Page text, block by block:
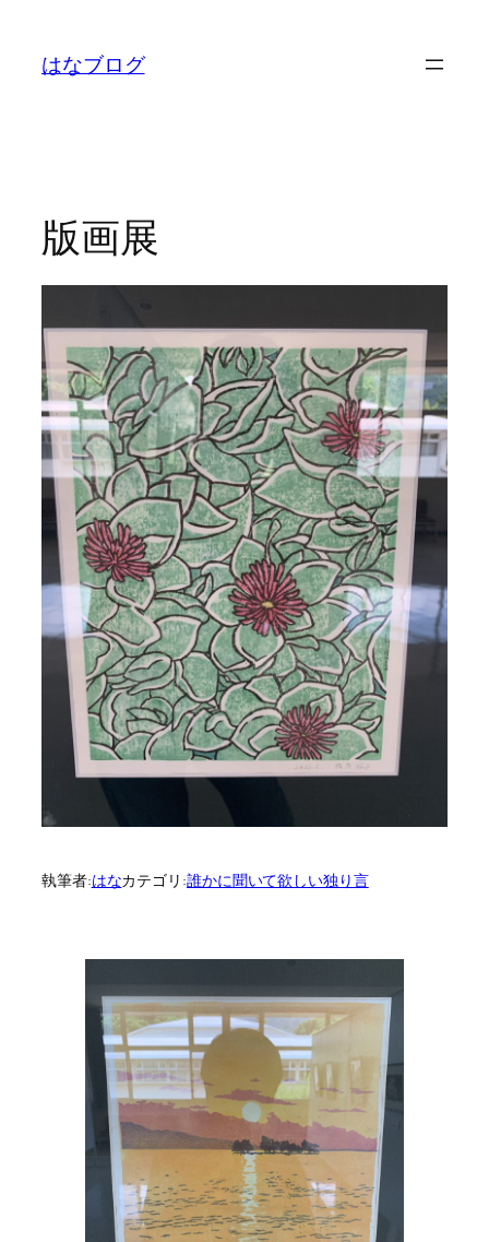
はなブログ
版画展
執筆者:はなカテゴリ:誰かに聞いて欲しい独り言